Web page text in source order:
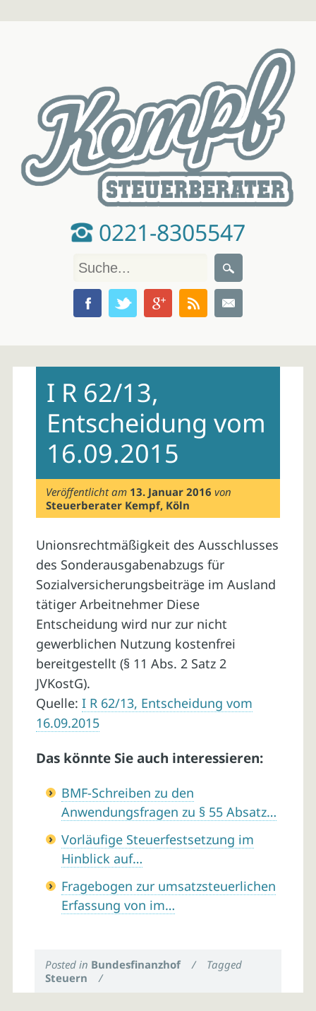
0221-8305547
contentI R 62/13,
Entscheidung vom
16.09.2015
Veröffentlicht am 13. Januar 2016 von
Steuerberater Kempf, Köln
Unionsrechtmäßigkeit des Ausschlusses
des Sonderausgabenabzugs für
Sozialversicherungsbeiträge im Ausland
tätiger Arbeitnehmer Diese
Entscheidung wird nur zur nicht
gewerblichen Nutzung kostenfrei
bereitgestellt (§ 11 Abs. 2 Satz 2
JVKostG).
Quelle: I R 62/13, Entscheidung vom
16.09.2015
Das könnte Sie auch interessieren:
BMF-Schreiben zu den
Anwendungsfragen zu § 55 Absatz…
Vorläufige Steuerfestsetzung im
Hinblick auf…
Fragebogen zur umsatzsteuerlichen
Erfassung von im…
Posted in Bundesfinanzhof /
Tagged
Steuern
/